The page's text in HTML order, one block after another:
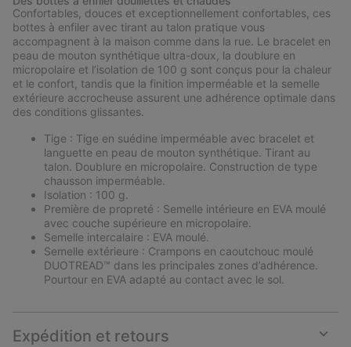
section
Confortables, douces et exceptionnellement confortables, ces
bottes à enfiler avec tirant au talon pratique vous
accompagnent à la maison comme dans la rue. Le bracelet en
peau de mouton synthétique ultra-doux, la doublure en
micropolaire et l’isolation de 100 g sont conçus pour la chaleur
et le confort, tandis que la finition imperméable et la semelle
extérieure accrocheuse assurent une adhérence optimale dans
des conditions glissantes.
Tige : Tige en suédine imperméable avec bracelet et
languette en peau de mouton synthétique. Tirant au
talon. Doublure en micropolaire. Construction de type
chausson imperméable.
Isolation : 100 g.
Première de propreté : Semelle intérieure en EVA moulé
avec couche supérieure en micropolaire.
Semelle intercalaire : EVA moulé.
Semelle extérieure : Crampons en caoutchouc moulé
DUOTREAD™ dans les principales zones d’adhérence.
Pourtour en EVA adapté au contact avec le sol.
Expédition et retours